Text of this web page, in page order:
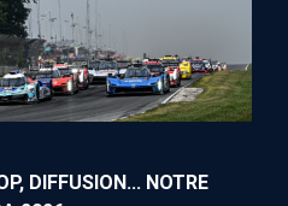
DIFFUSION... NOTRE